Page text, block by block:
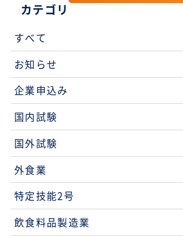
カテゴリ
すべて
お知らせ
企業申込み
国内試験
国外試験
外食業
特定技能2号
飲食料品製造業